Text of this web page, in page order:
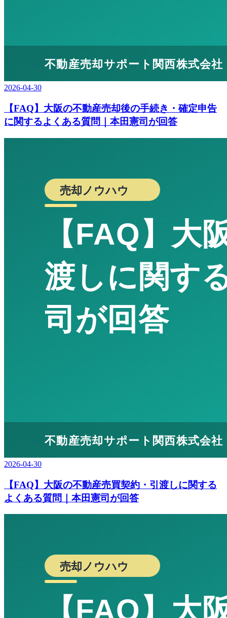
2026-04-30
【FAQ】大阪の不動産売却後の手続き・確定申告
に関するよくある質問｜本田憲司が回答
2026-04-30
【FAQ】大阪の不動産売買契約・引渡しに関する
よくある質問｜本田憲司が回答